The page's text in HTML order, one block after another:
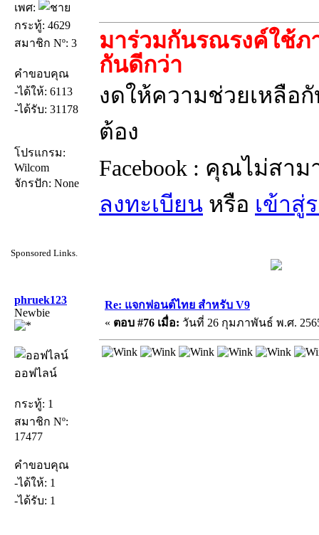
เพศ:
กระทู้: 4629
สมาชิก Nº: 3
คำขอบคุณ
-ได้ให้: 6113
-ได้รับ: 31178
โปรแกรม:
Wilcom
จักรปัก: None
มาร่วมกันรณรงค์ใช้ภ
กันดีกว่า
งดให้ความช่วยเหลือ
ต้อง
Facebook : คุณไม่สา
ลงทะเบียน หรือ เข้าสู่
Sponsored Links.
phruek123
Newbie
ออฟไลน์
กระทู้: 1
สมาชิก Nº:
17477
คำขอบคุณ
-ได้ให้: 1
-ได้รับ: 1
Re: แจกฟอนต์ไทย สำหรับ V9
« ตอบ #76 เมื่อ: วันที่ 26 กุมภาพันธ์ พ.ศ.